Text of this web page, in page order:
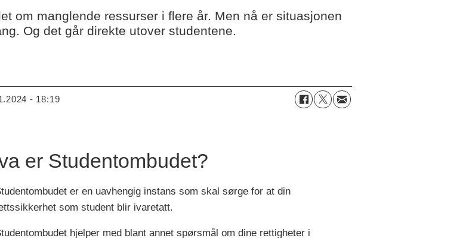
om manglende ressurser i flere år. Men nå er situasjonen
Og det går direkte utover studentene.
- 18:19
er Studentombudet?
er en uavhengig instans som skal sørge for at din
som student blir ivaretatt.
hjelper med blant annet spørsmål om dine rettigheter i